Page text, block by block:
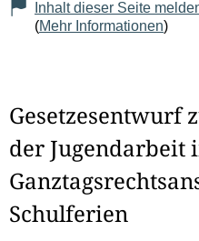
Inhalt dieser Seite
(Mehr Informationen)
Gesetzesentwurf
der Jugendarbeit
Schulferien